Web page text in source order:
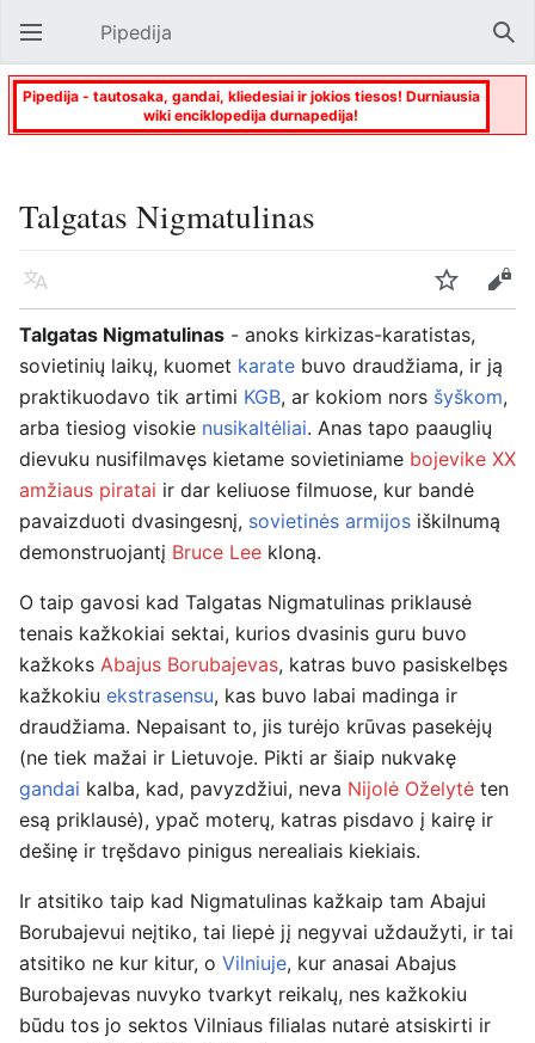
Atverti pagrindinį meniu Pipedija
Pipedija - tautosaka, gandai, kliedesiai ir jokios tiesos! Durniausia
wiki enciklopedija durnapedija!
Talgatas Nigmatulinas
Kalba Stebėti
Keisti
Talgatas Nigmatulinas - anoks kirkizas-karatistas,
sovietinių laikų, kuomet karate buvo draudžiama, ir ją
praktikuodavo tik artimi KGB, ar kokiom nors šyškom,
arba tiesiog visokie nusikaltėliai. Anas tapo paauglių
dievuku nusifilmavęs kietame sovietiniame bojevike XX
amžiaus piratai ir dar keliuose filmuose, kur bandė
pavaizduoti dvasingesnį, sovietinės armijos iškilnumą
demonstruojantį Bruce Lee kloną.
O taip gavosi kad Talgatas Nigmatulinas priklausė
tenais kažkokiai sektai, kurios dvasinis guru buvo
kažkoks Abajus Borubajevas, katras buvo pasiskelbęs
kažkokiu ekstrasensu, kas buvo labai madinga ir
draudžiama. Nepaisant to, jis turėjo krūvas pasekėjų
(ne tiek mažai ir Lietuvoje. Pikti ar šiaip nukvakę
gandai kalba, kad, pavyzdžiui, neva Nijolė Oželytė ten
esą priklausė), ypač moterų, katras pisdavo į kairę ir
dešinę ir tręšdavo pinigus nerealiais kiekiais.
Ir atsitiko taip kad Nigmatulinas kažkaip tam Abajui
Borubajevui neįtiko, tai liepė jį negyvai uždaužyti, ir tai
atsitiko ne kur kitur, o Vilniuje, kur anasai Abajus
Burobajevas nuvyko tvarkyt reikalų, nes kažkokiu
būdu tos jo sektos Vilniaus filialas nutarė atsiskirti ir